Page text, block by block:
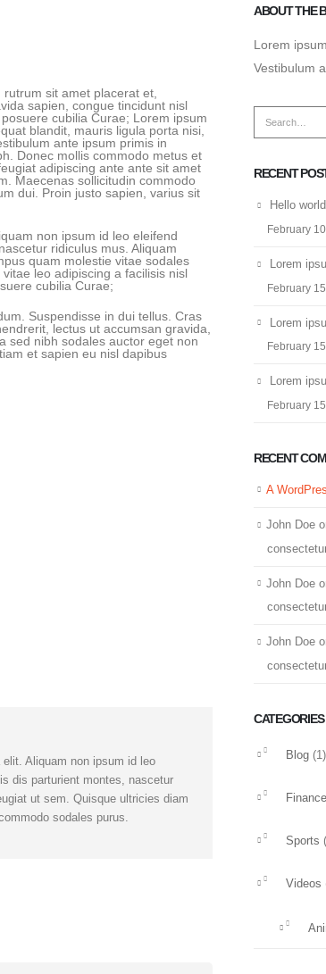
sit amet placerat et,
sapien, congue tincidunt nisl
cubilia Curae; Lorem ipsum
blandit, mauris ligula porta nisi,
ante ipsum primis in
Donec mollis commodo metus et
adipiscing ante ante sit amet
Maecenas sollicitudin commodo
dui. Proin justo sapien, varius sit
non ipsum id leo eleifend
ridiculus mus. Aliquam
quam molestie vitae sodales
leo adipiscing a facilisis nisl
cubilia Curae;
Suspendisse in dui tellus. Cras
lectus ut accumsan gravida,
sed nibh sodales auctor eget non
et sapien eu nisl dapibus
Aliquam non ipsum id leo
dis parturient montes, nascetur
ut sem. Quisque ultricies diam
sodales purus.
ABOUT THE
Lorem
Vestibulum
RECENT
Hello
February
Lorem
February
Lorem
February
Lorem
February
RECENT
A
John Doe
John Doe
John Doe
CATEGORIES
Blog (1)
Finance
Sports
Videos